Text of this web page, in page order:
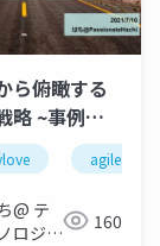
成長戦略
ら俯瞰する
略 ~事例と
~
agile
@ テ
ロジー
160